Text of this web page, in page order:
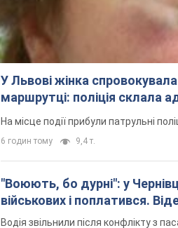
У Львові жінка
маршрутці: поліція склала
На місце події прибули патрульні
6 годин тому 9,4 т.
"Воюють, бо дурні": у
військових і поплатився.
Водія звільнили після конфлікту з